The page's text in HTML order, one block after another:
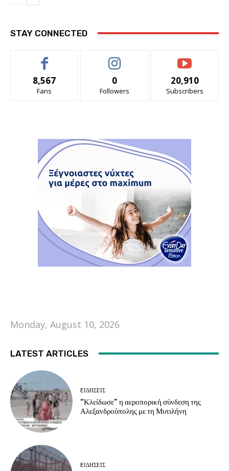
STAY CONNECTED
8,567
Fans
0
Followers
20,910
Subscribers
Monday, August 10, 2026
LATEST ARTICLES
EΙΔΗΣΕΙΣ
“Κλείδωσε” η αεροπορική σύνδεση της
Αλεξανδρούπολης με τη Μυτιλήνη
EΙΔΗΣΕΙΣ